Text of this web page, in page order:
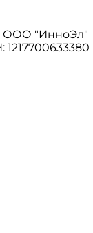
ООО "ИнноЭл"